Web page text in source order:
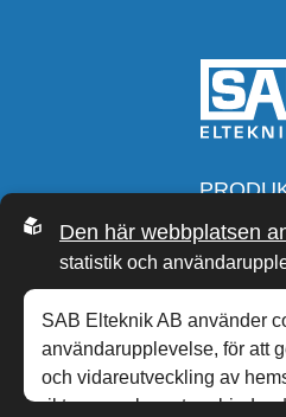
OM
SAB
Den här webbplatsen
statistik och
SAB Elteknik AB använder
användarupplevelse, för att
och vidareutveckling av
rikta mer relevanta